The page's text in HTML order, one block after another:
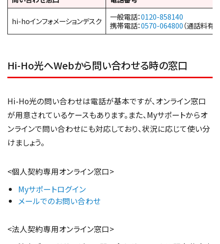
hi-hoインフォメーションデスク 一般電話：0120-858140
携帯電話：0570-064800（通話料有
Hi-Ho光へWebから問い合わせる時の窓口
Hi-Ho光の問い合わせは電話が基本ですが、オンライン窓口
が用意されているケースもあります。また、Myサポートからオ
ンラインで問い合わせにも対応しており、状況に応じて使い分
けましょう。
<個人契約専用オンライン窓口>
Myサポートログイン
メールでのお問い合わせ
<法人契約専用オンライン窓口>